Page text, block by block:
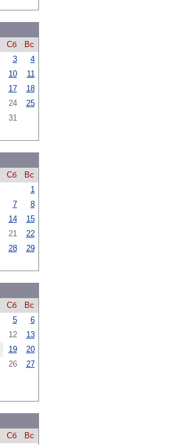
Сб
Вс
3
4
10
11
17
18
24
25
31
Сб
Вс
1
7
8
14
15
21
22
28
29
Сб
Вс
5
6
12
13
19
20
26
27
Сб
Вс